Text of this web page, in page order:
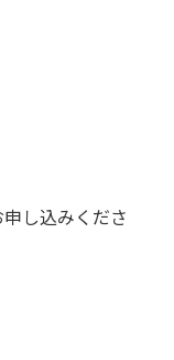
申し込みくださ